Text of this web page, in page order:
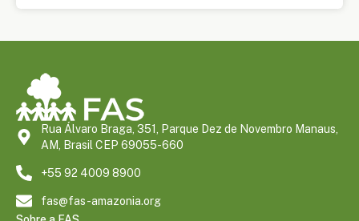
Rua Álvaro Braga, 351, Parque Dez de Novembro Manaus,
AM, Brasil CEP 69055-660
+55 92 4009 8900
fas@fas-amazonia.org